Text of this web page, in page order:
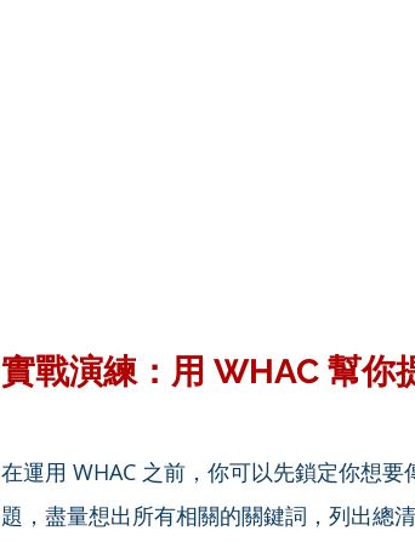
實戰演練：用 WHAC 幫你
在運用 WHAC 之前，你可以先鎖定你想
題，盡量想出所有相關的關鍵詞，列出總